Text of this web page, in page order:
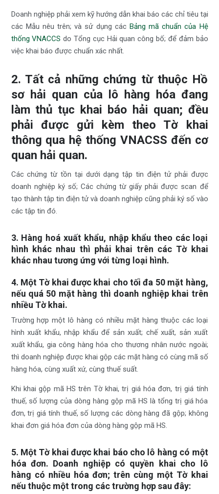
Doanh nghiệp phải xem kỹ hướng dẫn khai báo các chỉ tiêu tại
các Mẫu nêu trên; và sử dụng các Bảng mã chuẩn của Hệ
thống VNACCS do Tổng cục Hải quan công bố; để đảm bảo
việc khai báo được chuẩn xác nhất.
2. Tất cả những chứng từ thuộc Hồ
sơ hải quan của lô hàng hóa đang
làm thủ tục khai báo hải quan; đều
phải được gửi kèm theo Tờ khai
thông qua hệ thống VNACSS đến cơ
quan hải quan.
Các chứng từ tồn tại dưới dạng tập tin điện tử phải được
doanh nghiệp ký số; Các chứng từ giấy phải được scan để
tạo thành tập tin điện tử và doanh nghiệp cũng phải ký số vào
các tập tin đó.
3. Hàng hoá xuất khẩu, nhập khẩu theo các loại
hình khác nhau thì phải khai trên các Tờ khai
khác nhau tương ứng với từng loại hình.
4. Một Tờ khai được khai cho tối đa 50 mặt hàng,
nếu quá 50 mặt hàng thì doanh nghiệp khai trên
nhiều Tờ khai.
Trường hợp một lô hàng có nhiều mặt hàng thuộc các loại
hình xuất khẩu, nhập khẩu để sản xuất; chế xuất, sản xuất
xuất khẩu, gia công hàng hóa cho thương nhân nước ngoài;
thì doanh nghiệp được khai gộp các mặt hàng có cùng mã số
hàng hóa, cùng xuất xứ, cùng thuế suất.
Khi khai gộp mã HS trên Tờ khai, trị giá hóa đơn, trị giá tính
thuế, số lượng của dòng hàng gộp mã HS là tổng trị giá hóa
đơn, trị giá tính thuế, số lượng các dòng hàng đã gộp; không
khai đơn giá hóa đơn của dòng hàng gộp mã HS.
5. Một Tờ khai được khai báo cho lô hàng có một
hóa đơn. Doanh nghiệp có quyền khai cho lô
hàng có nhiều hóa đơn; trên cùng một Tờ khai
nếu thuộc một trong các trường hợp sau đây: